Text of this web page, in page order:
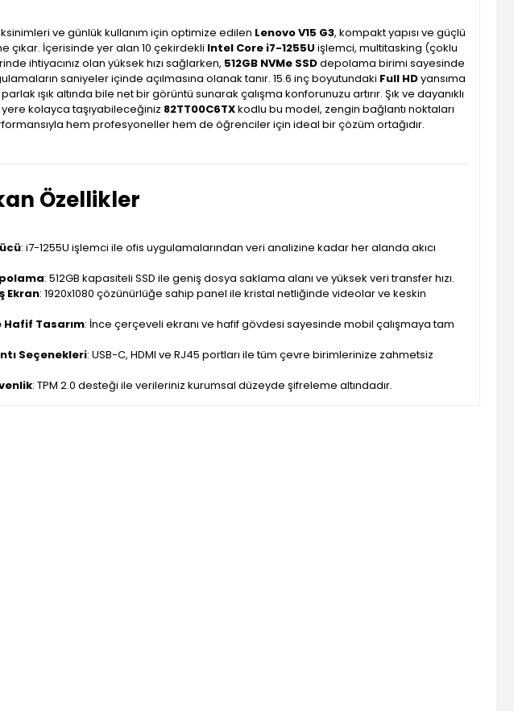
ve günlük kullanım için optimize edilen Lenovo V15 G3, kompakt yapısı ve güçlü
çıkar. İçerisinde yer alan 10 çekirdekli Intel Core i7-1255U işlemci, multitasking (çoklu
ihtiyacınız olan yüksek hızı sağlarken, 512GB NVMe SSDdepolama birimi sayesinde
saniyeler içinde açılmasına olanak tanır. 15.6 inç boyutundaki Full HDyansıma
ışık altında bile net bir görüntü sunarak çalışma konforunuzu artırır. Şık ve dayanıklı
kolayca taşıyabileceğiniz 82TT00C6TXkodlu bu model, zengin bağlantı noktaları
hem profesyoneller hem de öğrenciler için ideal bir çözüm ortağıdır.
Özellikler
: i7-1255U işlemci ile ofis uygulamalarından veri analizine kadar her alanda akıcı
: 512GB kapasiteli SSD ile geniş dosya saklama alanı ve yüksek veri transfer hızı.
Ekran: 1920x1080 çözünürlüğe sahip panel ile kristal netliğinde videolar ve keskin
Tasarım: İnce çerçeveli ekranı ve hafif gövdesi sayesinde mobil çalışmaya tam
Seçenekleri: USB-C, HDMI ve RJ45 portları ile tüm çevre birimlerinize zahmetsiz
: TPM 2.0 desteği ile verileriniz kurumsal düzeyde şifreleme altındadır.